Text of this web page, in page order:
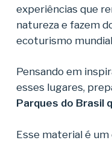
experiências que
natureza e fazem
ecoturismo
Pensando em
esses lugares,
Parques do Brasil
Esse material é